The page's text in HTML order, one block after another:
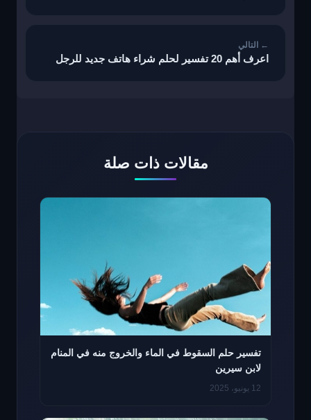
اعرف أهم 20 تفسير لحلم شراء هاتف جديد للرجل
مقالات ذات صلة
تفسير حلم السقوط في الماء والخروج منه في المنام
لابن سيرين
12 يونيو، 2025